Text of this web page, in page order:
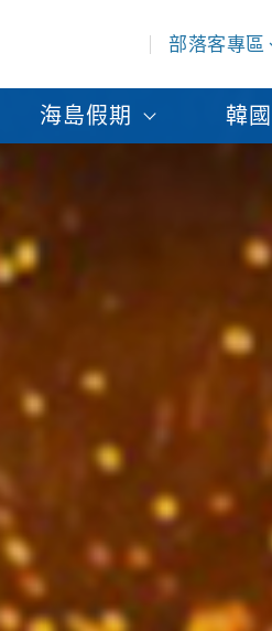
部落客專區
海島假期 韓國